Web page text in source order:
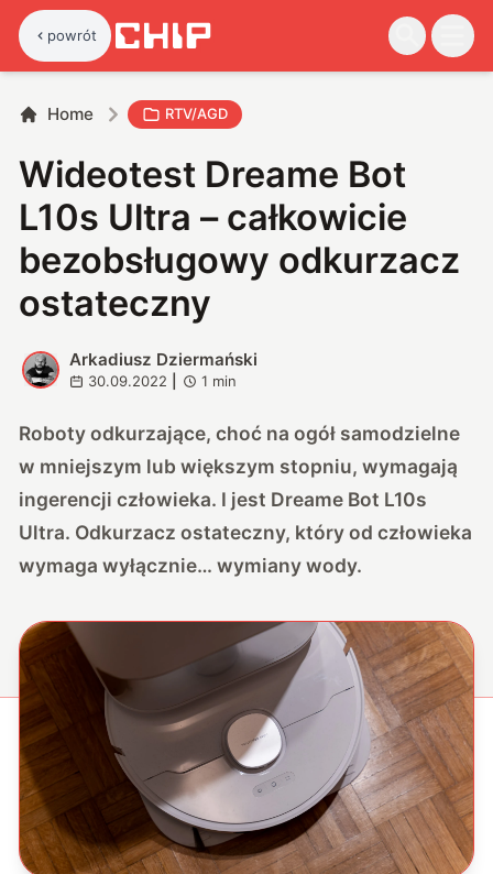
powrót
Home RTV/AGD
Wideotest Dreame Bot
L10s Ultra – całkowicie
bezobsługowy odkurzacz
ostateczny
A
Arkadiusz Dziermański
30.09.2022 1 min
Roboty odkurzające, choć na ogół samodzielne
w mniejszym lub większym stopniu, wymagają
ingerencji człowieka. I jest Dreame Bot L10s
Ultra. Odkurzacz ostateczny, który od człowieka
wymaga wyłącznie… wymiany wody.